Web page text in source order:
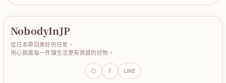
NobodyInJP
從日本帶回美好的日常，
用心挑選每一件讓生活更有質感的好物。
◎ f LINE